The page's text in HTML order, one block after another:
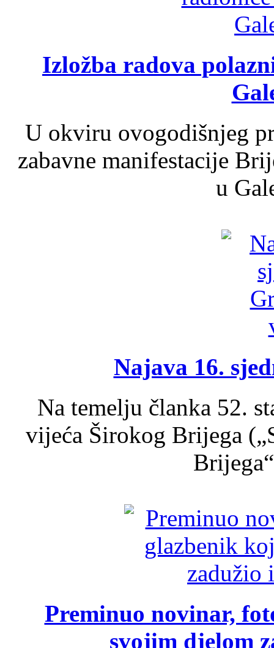
Izložba radova
U okviru ovogodišnjeg
zabavne manifestacije
u
Najava 16.
Na temelju članka 52.
vijeća Širokog Brijega
Preminuo novinar,
svojim djelom